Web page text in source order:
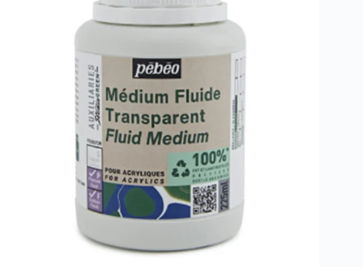
λειτουργία του site. Διαβάστε περισσότερα στο
Username or Email Address
Get New Password
← Back to login